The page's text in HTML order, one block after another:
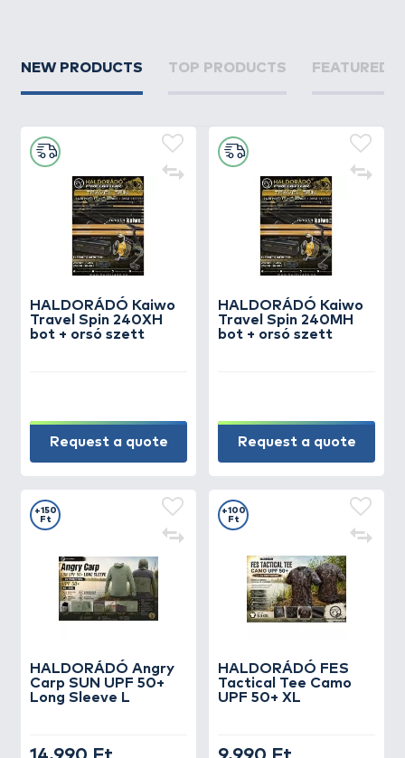
NEW PRODUCTS TOP PRODUCTS FEATURED
HALDORÁDÓ Kaiwo
Travel Spin 240XH
bot + orsó szett
Request a quote
HALDORÁDÓ Kaiwo
Travel Spin 240MH
bot + orsó szett
Request a quote
HALDORÁDÓ Angry
Carp SUN UPF 50+
Long Sleeve L
+150
Ft
HALDORÁDÓ FES
Tactical Tee Camo
UPF 50+ XL
+100
Ft